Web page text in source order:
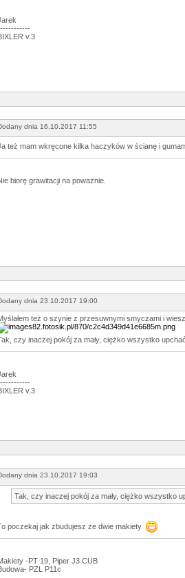
v.3
dnia 16.10.2017 11:55
też mam wkręcone kilka haczyków w ścianę i
biorę grawitacji na poważnie.
dnia 23.10.2017 19:00
też o szynie z przesuwnymi smyczami i
czy inaczej pokój za mały, ciężko wszystko
v.3
dnia 23.10.2017 19:03
Tak, czy inaczej pokój za mały, ciężko wszystko
poczekaj jak zbudujesz ze dwie makiety
-PT 19, Piper J3 CUB
PZL P11c